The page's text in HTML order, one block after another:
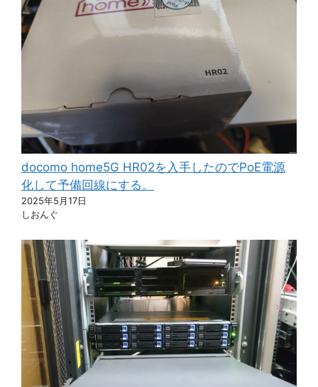
docomo home5G HR02を入手したのでPoE電源
化して予備回線にする。
2025年5月17日
しおんぐ